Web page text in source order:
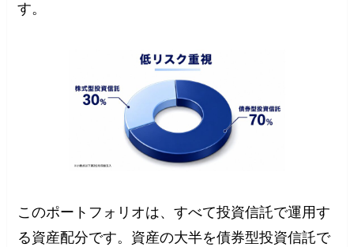
す。
このポートフォリオは、すべて投資信託で運用す
る資産配分です。資産の大半を債券型投資信託で